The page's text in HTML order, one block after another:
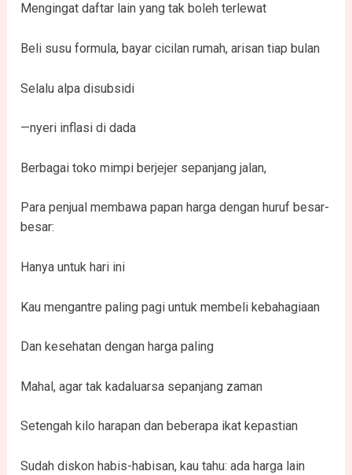
Mengingat daftar lain yang tak boleh terlewat
Beli susu formula, bayar cicilan rumah, arisan tiap bulan
Selalu alpa disubsidi
—nyeri inflasi di dada
Berbagai toko mimpi berjejer sepanjang jalan,
Para penjual membawa papan harga dengan huruf besar-
besar:
Hanya untuk hari ini
Kau mengantre paling pagi untuk membeli kebahagiaan
Dan kesehatan dengan harga paling
Mahal, agar tak kadaluarsa sepanjang zaman
Setengah kilo harapan dan beberapa ikat kepastian
Sudah diskon habis-habisan, kau tahu: ada harga lain